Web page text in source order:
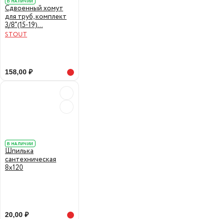
В НАЛИЧИИ
Сдвоенный хомут
для труб, комплект
3/8"(15-19)...
STOUT
158,00 ₽
В НАЛИЧИИ
Шпилька
сантехническая
8х120
20,00 ₽